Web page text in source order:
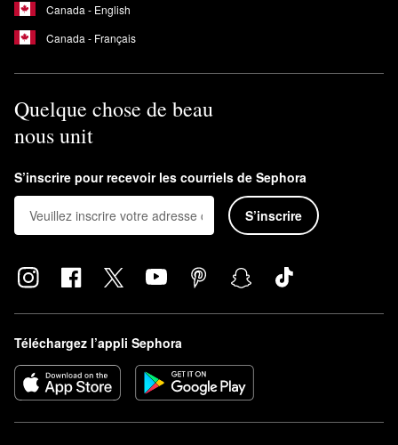
Canada - English
Canada - Français
Quelque chose de beau
nous unit
S’inscrire pour recevoir les courriels de Sephora
S’inscrire
Téléchargez l’appli Sephora